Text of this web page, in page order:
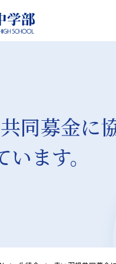
同募金に
います。